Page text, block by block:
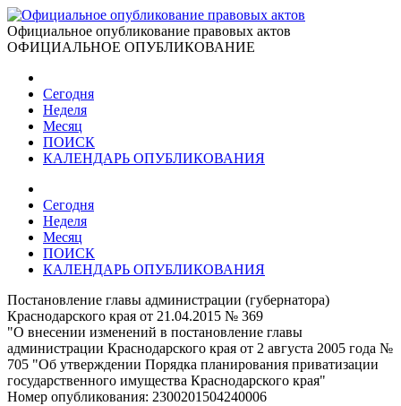
Официальное опубликование правовых актов
ОФИЦИАЛЬНОЕ ОПУБЛИКОВАНИЕ
Сегодня
Неделя
Месяц
ПОИСК
КАЛЕНДАРЬ ОПУБЛИКОВАНИЯ
Сегодня
Неделя
Месяц
ПОИСК
КАЛЕНДАРЬ ОПУБЛИКОВАНИЯ
Постановление главы администрации (губернатора)
Краснодарского края от 21.04.2015 № 369
"О внесении изменений в постановление главы
администрации Краснодарского края от 2 августа 2005 года №
705 "Об утверждении Порядка планирования приватизации
государственного имущества Краснодарского края"
Номер опубликования: 2300201504240006